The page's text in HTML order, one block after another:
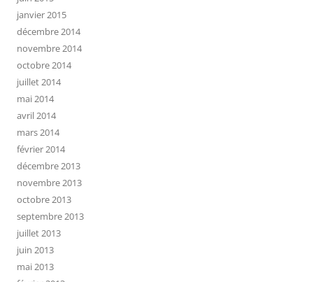
janvier 2015
décembre 2014
novembre 2014
octobre 2014
juillet 2014
mai 2014
avril 2014
mars 2014
février 2014
décembre 2013
novembre 2013
octobre 2013
septembre 2013
juillet 2013
juin 2013
mai 2013